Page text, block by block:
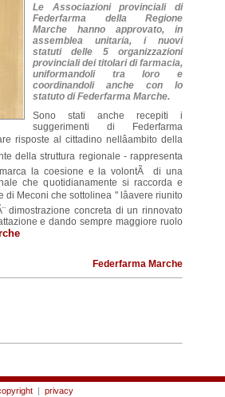
Le Associazioni provinciali di
Federfarma della Regione
Marche hanno approvato, in
assemblea unitaria, i nuovi
statuti delle 5 organizzazioni
provinciali dei titolari di farmacia,
uniformandoli tra loro e
coordinandoli anche con lo
statuto di Federfarma Marche.
Sono stati anche recepiti i
suggerimenti di Federfarma
risposte al cittadino nellâambito della
della struttura regionale - rappresenta
la coesione e la volontÃ di una
che quotidianamente si raccorda e
Meconi che sottolinea " lâavere riunito
dimostrazione concreta di un rinnovato
e dando sempre maggiore ruolo
Federfarma Marche
| privacy